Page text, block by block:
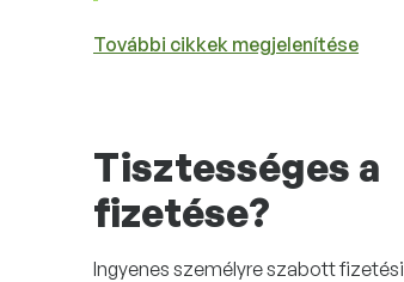
További cikkek megjelenítése
Tisztességes a
fizetése?
Ingyenes személyre szabott fizetési